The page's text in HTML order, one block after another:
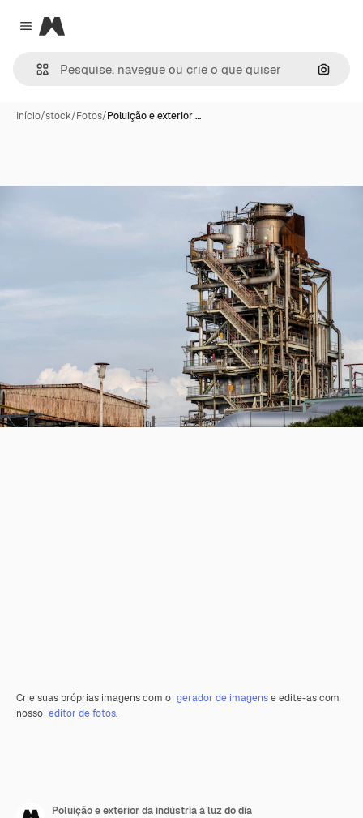
Close menu
Magnific
Início/stock/Fotos/Poluição e exterior …
Crie suas próprias imagens com o gerador de imagense edite-as com
nosso editor de fotos.
Poluição e exterior da indústria à luz do dia